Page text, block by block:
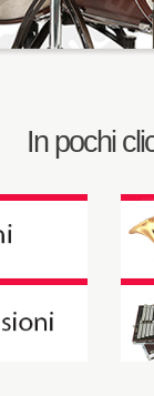
In pochi